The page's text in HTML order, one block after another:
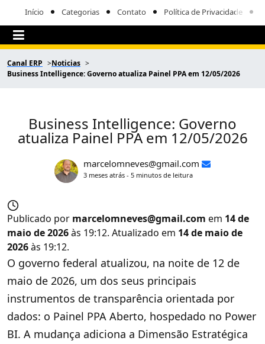
Início Categorias Contato Política de Privacidade
Canal ERP
Noticias
Business Intelligence: Governo atualiza Painel PPA em 12/05/2026
Business Intelligence: Governo
atualiza Painel PPA em 12/05/2026
marcelomneves@gmail.com
3 meses atrás - 5 minutos de leitura
Publicado por marcelomneves@gmail.com em 14 de
maio de 2026às 19:12. Atualizado em 14 de maio de
2026às 19:12.
O governo federal atualizou, na noite de 12 de
maio de 2026, um dos seus principais
instrumentos de transparência orientada por
dados: o Painel PPA Aberto, hospedado no Power
BI. A mudança adiciona a Dimensão Estratégica